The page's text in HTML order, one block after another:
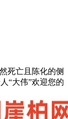
死亡且陈化的侧
“大伟”欢迎您的